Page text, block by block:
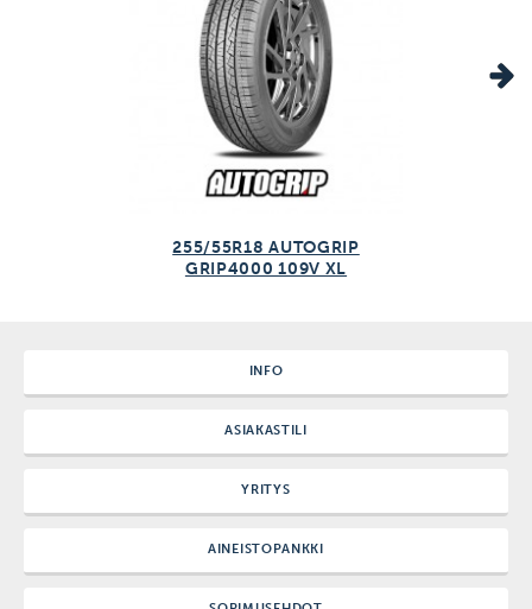
255/55R18 AUTOGRIP
GRIP4000 109V XL
INFO
ASIAKASTILI
YRITYS
AINEISTOPANKKI